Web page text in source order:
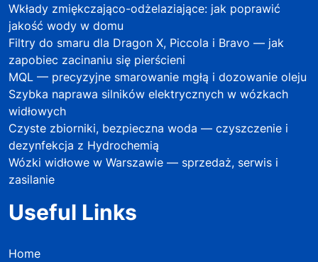
Wkłady zmiękczająco-odżelaziające: jak poprawić
jakość wody w domu
Filtry do smaru dla Dragon X, Piccola i Bravo — jak
zapobiec zacinaniu się pierścieni
MQL — precyzyjne smarowanie mgłą i dozowanie oleju
Szybka naprawa silników elektrycznych w wózkach
widłowych
Czyste zbiorniki, bezpieczna woda — czyszczenie i
dezynfekcja z Hydrochemią
Wózki widłowe w Warszawie — sprzedaż, serwis i
zasilanie
Useful Links
Home